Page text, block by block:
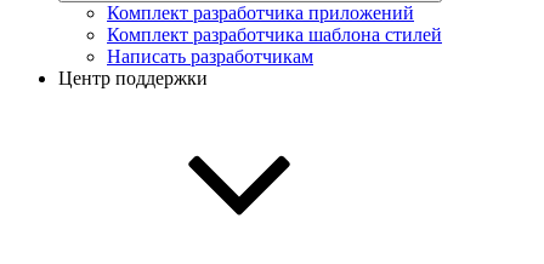
Комплект разработчика приложений
Комплект разработчика шаблона стилей
Написать разработчикам
Центр поддержки